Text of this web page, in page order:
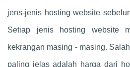
jens-jenis hosting website
Setiap jenis hosting website
kekrangan masing - masing.
paling jelas adalah harga dari